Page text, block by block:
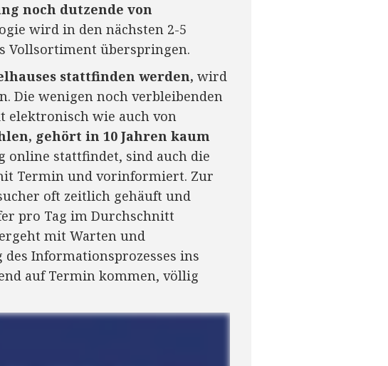
noch dutzende von
wird in den nächsten 2-5
Vollsortiment überspringen.
stattfinden werden, wird
Die wenigen noch verbleibenden
elektronisch wie auch von
gehört in 10 Jahren kaum
online stattfindet, sind auch die
Termin und vorinformiert. Zur
oft zeitlich gehäuft und
pro Tag im Durchschnitt
mit Warten und
Informationsprozesses ins
auf Termin kommen, völlig